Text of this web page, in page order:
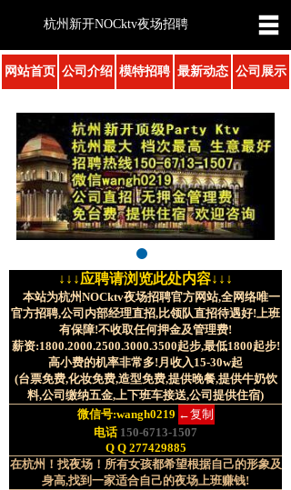
杭州新开NOCktv夜场招聘
网站首页 公司介绍 模特招聘 最新动态 公司展示
↓↓↓应聘请浏览此处内容↓↓↓
本站为杭州NOCktv夜场招聘官方网站,全网络唯一
官方招聘,公司内部经理直招,比领队直招待遇好!上班
有保障!不收取任何押金及管理费!
薪资:1800.2000.2500.3000.3500起步,最低1800起步!
高小费的机率非常多!月收入15-30w起
(台票免费,化妆免费,造型免费,提供晚餐,提供牛奶饮
料,公司缴纳五金,上下班车接送,公司提供住宿)
微信号:wangh0219 ←复制
电话 150-6713-1507
Q Q 277429885
在杭州！找夜场！所有女孩都希望根据自己的形象及
身高,找到一家适合自己的夜场上班赚钱!